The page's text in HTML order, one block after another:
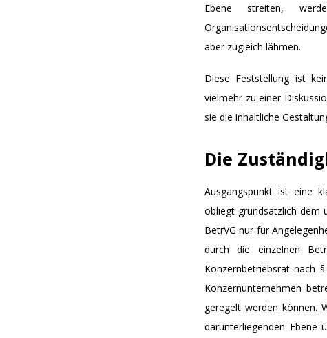
Ebene streiten,
aber zugleich lähmen.
Diese Feststellung ist
vielmehr zu einer
sie die inhaltliche
Die
Ausgangspunkt ist eine
obliegt grundsätzlich dem
BetrVG nur für
durch die einzelnen
Konzernbetriebsrat nach
Konzernunternehmen
geregelt werden können.
darunterliegenden Ebene